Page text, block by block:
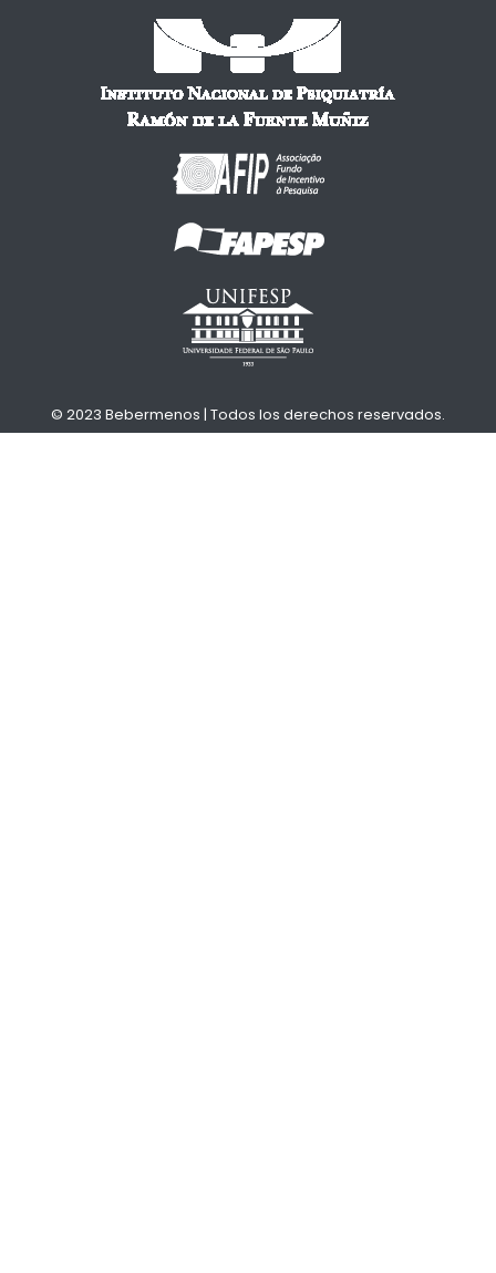
© 2023 Bebermenos | Todos los derechos reservados.